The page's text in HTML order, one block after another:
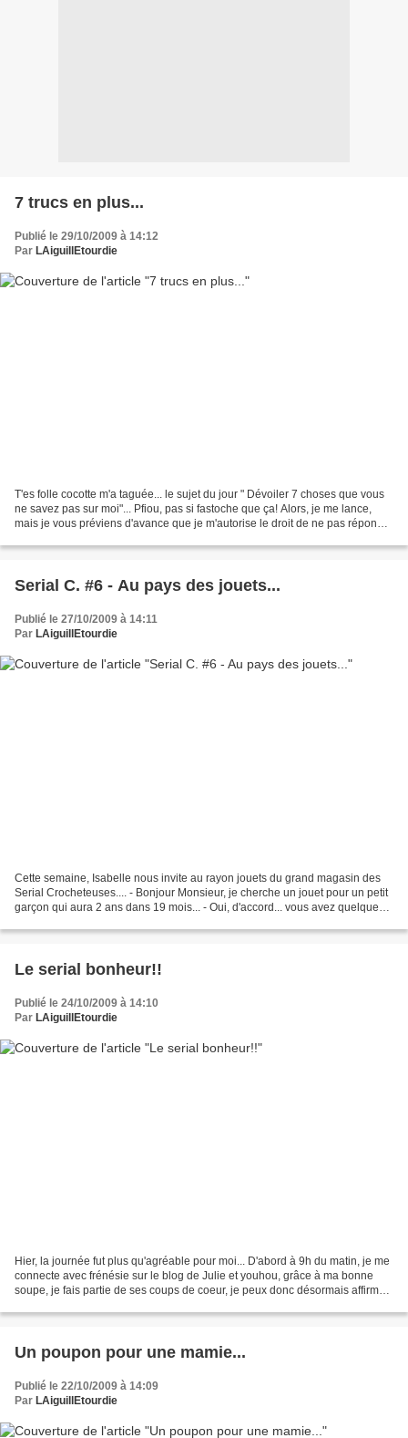
7 trucs en plus...
Publié le 29/10/2009 à 14:12
Par LAiguillEtourdie
T'es folle cocotte m'a taguée... le sujet du jour " Dévoiler 7 choses que vous
ne savez pas sur moi"... Pfiou, pas si fastoche que ça! Alors, je me lance,
mais je vous préviens d'avance que je m'autorise le droit de ne pas répondre
Serial C. #6 - Au pays des jouets...
Publié le 27/10/2009 à 14:11
Par LAiguillEtourdie
Cette semaine, Isabelle nous invite au rayon jouets du grand magasin des
Serial Crocheteuses.... - Bonjour Monsieur, je cherche un jouet pour un petit
garçon qui aura 2 ans dans 19 mois... - Oui, d'accord... vous avez quelque
Le serial bonheur!!
Publié le 24/10/2009 à 14:10
Par LAiguillEtourdie
Hier, la journée fut plus qu'agréable pour moi... D'abord à 9h du matin, je me
connecte avec frénésie sur le blog de Julie et youhou, grâce à ma bonne
soupe, je fais partie de ses coups de coeur, je peux donc désormais affirmer
Un poupon pour une mamie...
Publié le 22/10/2009 à 14:09
Par LAiguillEtourdie